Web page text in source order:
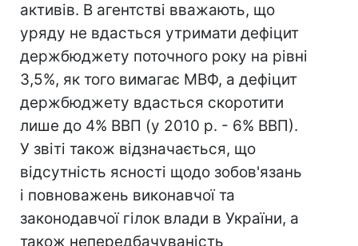
активів. В агентстві вважають, що
уряду не вдасться утримати дефіцит
держбюджету поточного року на рівні
3,5%, як того вимагає МВФ, а дефіцит
держбюджету вдасться скоротити
лише до 4% ВВП (у 2010 р. - 6% ВВП).
У звіті також відзначається, що
відсутність ясності щодо зобов'язань
і повноважень виконавчої та
законодавчої гілок влади в України, а
також непередбачуваність